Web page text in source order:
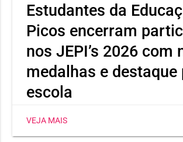
Estudantes da
Picos encerram
nos JEPI’s 2026 com
medalhas e destaque
escola
de prata e uma de bronze, além do segundo
revezamento 4x400; Escola Nossa
VEJA MAIS